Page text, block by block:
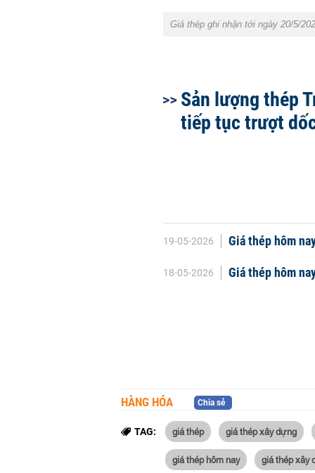
Giá thép ghi nhận tới ngày 20/5/
Sản lượng thép
tiếp tục trượt
19-05-2026 Giá thép hôm
18-05-2026 Giá thép hôm
HÀNG HÓA Chia sẻ
TAG: giá thép giá thép xây dựng
giá thép hôm nay giá thép xây